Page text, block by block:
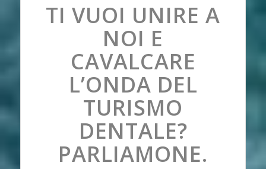
TI VUOI UNIRE A
NOI E
CAVALCARE
L’ONDA DEL
TURISMO
DENTALE?
PARLIAMONE.